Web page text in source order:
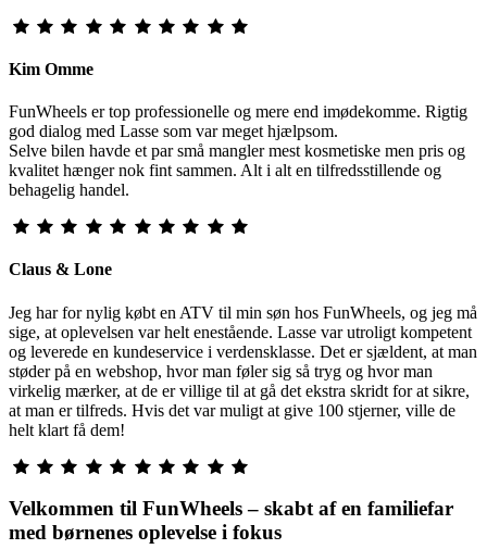
Kim Omme
FunWheels er top professionelle og mere end imødekomme. Rigtig
god dialog med Lasse som var meget hjælpsom.
Selve bilen havde et par små mangler mest kosmetiske men pris og
kvalitet hænger nok fint sammen. Alt i alt en tilfredsstillende og
behagelig handel.
Claus & Lone
Jeg har for nylig købt en ATV til min søn hos FunWheels, og jeg må
sige, at oplevelsen var helt enestående. Lasse var utroligt kompetent
og leverede en kundeservice i verdensklasse. Det er sjældent, at man
støder på en webshop, hvor man føler sig så tryg og hvor man
virkelig mærker, at de er villige til at gå det ekstra skridt for at sikre,
at man er tilfreds. Hvis det var muligt at give 100 stjerner, ville de
helt klart få dem!
Velkommen til FunWheels – skabt af en familiefar
med børnenes oplevelse i fokus